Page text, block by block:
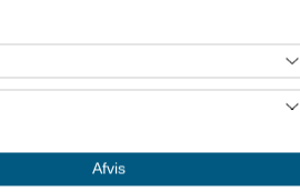
LED skinner/stripsiJeg søger et
Afvis